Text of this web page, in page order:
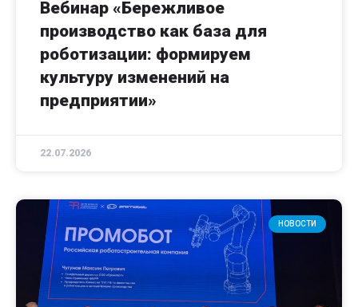
Вебинар «Бережливое
производство как база для
роботизации: формируем
культуру изменений на
предприятии»
22.07.2026
НОВОСТИ